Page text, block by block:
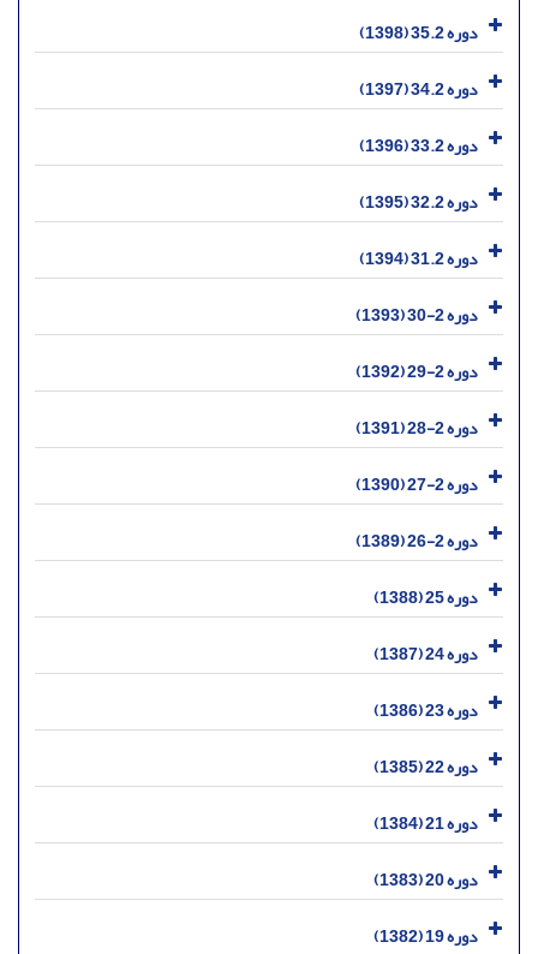
دوره 35.2 (1398)
دوره 34.2 (1397)
دوره 33.2 (1396)
دوره 32.2 (1395)
دوره 31.2 (1394)
دوره 2-30 (1393)
دوره 2-29 (1392)
دوره 2-28 (1391)
دوره 2-27 (1390)
دوره 2-26 (1389)
دوره 25 (1388)
دوره 24 (1387)
دوره 23 (1386)
دوره 22 (1385)
دوره 21 (1384)
دوره 20 (1383)
دوره 19 (1382)